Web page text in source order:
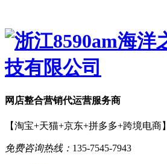
网店整合营销代运营服务商
【淘宝+天猫+京东+拼多多+跨境电商】
免费咨询热线： 135-7545-7943